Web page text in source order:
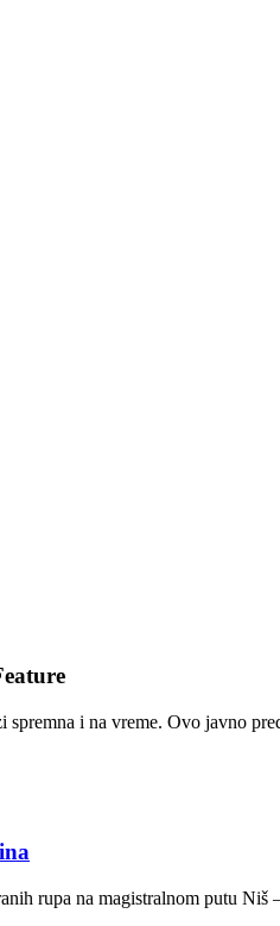
i na vreme. Ovo javno
rupa na magistralnom putu Niš